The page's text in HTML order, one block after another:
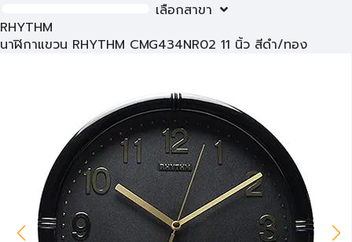
เลือกสาขา
RHYTHM
นาฬิกาแขวน RHYTHM CMG434NR02 11 นิ้ว สีดำ/ทอง